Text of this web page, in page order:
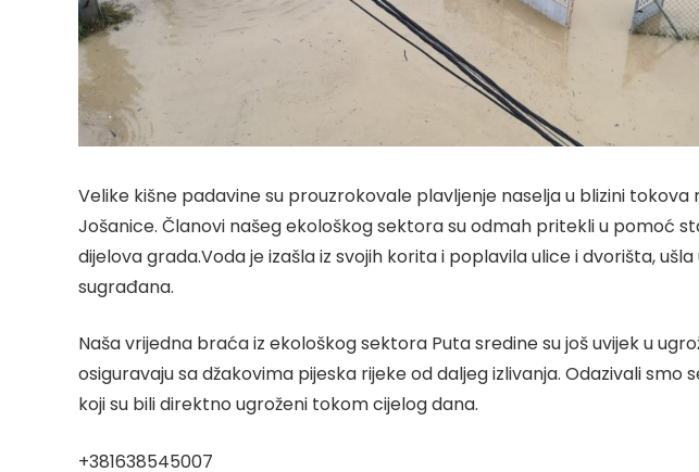
Velike kišne padavine su prouzrokovale plavljenje naselja u blizini tokova
Jošanice. Članovi našeg ekološkog sektora su odmah pritekli u pomoć
dijelova grada.Voda je izašla iz svojih korita i poplavila ulice i dvorišta,
sugrađana.
Naša vrijedna braća iz ekološkog sektora Puta sredine su još uvijek u
osiguravaju sa džakovima pijeska rijeke od daljeg izlivanja. Odazivali smo
koji su bili direktno ugroženi tokom cijelog dana.
+381638545007